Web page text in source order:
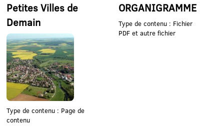
Petites Villes de
Demain
Type de contenu : Page de
contenu
ORGANIGRAMME
Type de contenu : Fichier
PDF et autre fichier